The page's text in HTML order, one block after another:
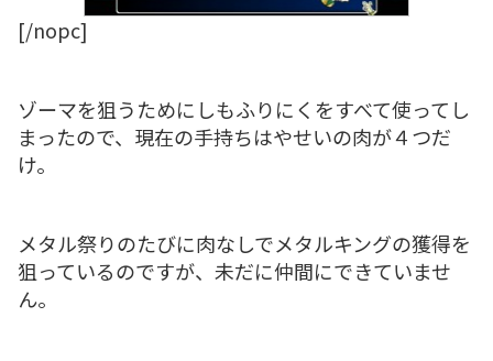
[/nopc]
ゾーマを狙うためにしもふりにくをすべて使ってし
まったので、現在の手持ちはやせいの肉が４つだ
け。
メタル祭りのたびに肉なしでメタルキングの獲得を
狙っているのですが、未だに仲間にできていませ
ん。